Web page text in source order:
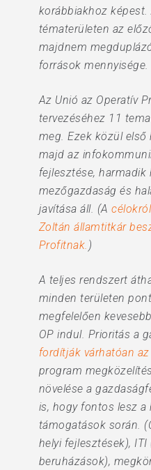
korábbiakhoz
tématerületen az
majdnem
források mennyisége.
Az Unió az Operatív
tervezéséhez 11
meg. Ezek közül első
majd az
fejlesztése, harmadik
mezőgazdaság és
javítása áll. (A
Zoltán államtitkár
Profitnak. )
A teljes rendszert
minden területen
megfelelően
OP indul. Prioritás a
fordítják várhatóan
program
növelése a
is, hogy fontos lesz a
támogatások során.
helyi fejlesztések),
beruházások),